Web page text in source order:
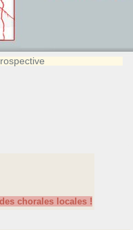
chorales locales !